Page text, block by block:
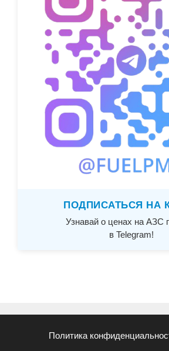
ПОДПИСАТЬСЯ НА
Узнавай о ценах на АЗС
в Telegram!
Политика